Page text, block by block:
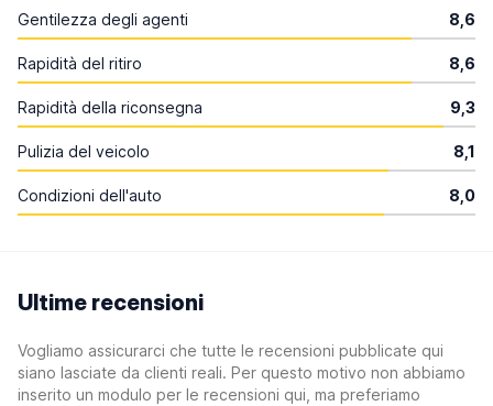
Gentilezza degli agenti 8,6
Rapidità del ritiro 8,6
Rapidità della riconsegna 9,3
Pulizia del veicolo 8,1
Condizioni dell'auto 8,0
Ultime recensioni
Vogliamo assicurarci che tutte le recensioni pubblicate qui
siano lasciate da clienti reali. Per questo motivo non abbiamo
inserito un modulo per le recensioni qui, ma preferiamo